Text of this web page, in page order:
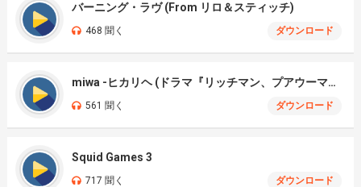
バーニング・ラヴ (From リロ＆スティッチ)
468 聞く ダウンロード
miwa -ヒカリヘ (ドラマ『リッチマン、プアウーマン)
561 聞く ダウンロード
Squid Games 3
717 聞く ダウンロード